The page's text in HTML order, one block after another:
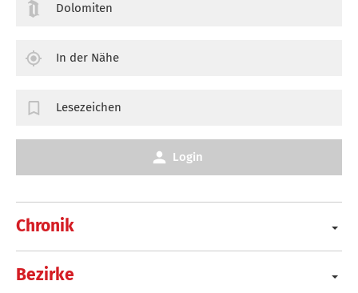
Chronik
Bezirke
Dolomiten
In der Nähe
Lesezeichen
Login